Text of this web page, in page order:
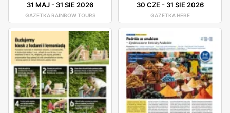
31 MAJ- 31 SIE 2026
GAZETKA RAINBOW TOURS
30 CZE - 31 SIE 2026
GAZETKA HEBE